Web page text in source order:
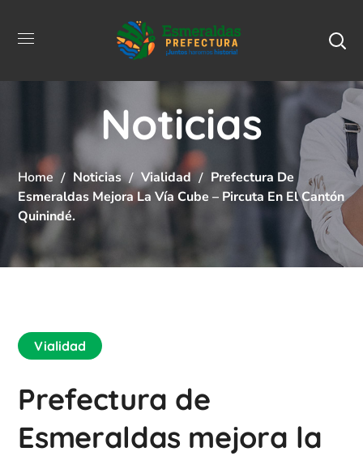
Noticias
Home Noticias Vialidad
Prefectura De
Esmeraldas Mejora La Vía Cube – Pircuta En El Cantón
Quinindé.
Vialidad
Prefectura de
Esmeraldas mejora la